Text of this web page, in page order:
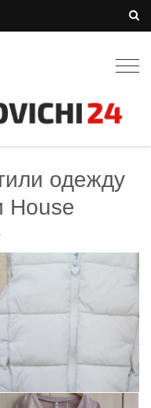
одежду
House